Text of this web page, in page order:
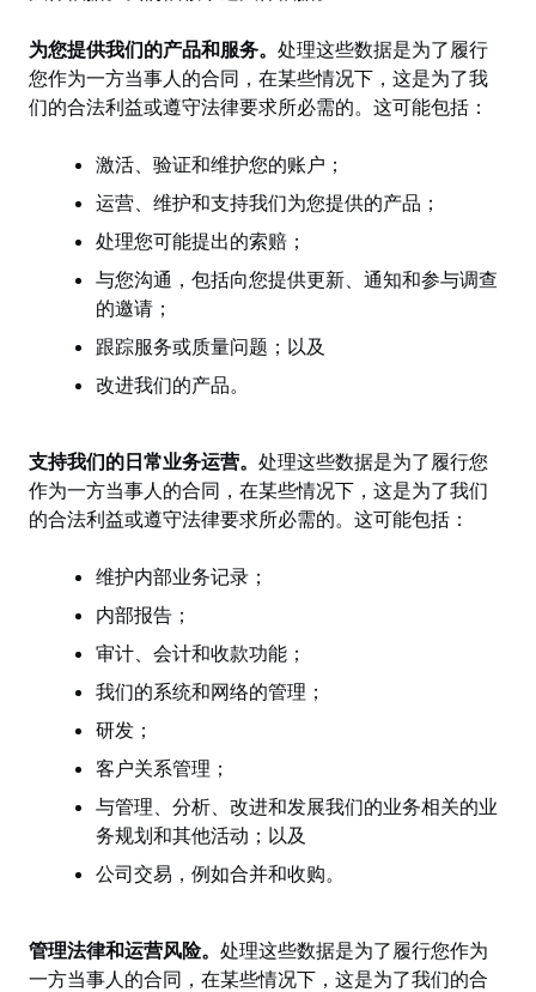
为您提供我们的产品和服务。 处理这些数据是为了履行
您作为一方当事人的合同，在某些情况下，这是为了我
们的合法利益或遵守法律要求所必需的。这可能包括：
激活、验证和维护您的账户；
运营、维护和支持我们为您提供的产品；
处理您可能提出的索赔；
与您沟通，包括向您提供更新、通知和参与调查
的邀请；
跟踪服务或质量问题；以及
改进我们的产品。
支持我们的日常业务运营。 处理这些数据是为了履行您
作为一方当事人的合同，在某些情况下，这是为了我们
的合法利益或遵守法律要求所必需的。这可能包括：
维护内部业务记录；
内部报告；
审计、会计和收款功能；
我们的系统和网络的管理；
研发；
客户关系管理；
与管理、分析、改进和发展我们的业务相关的业
务规划和其他活动；以及
公司交易，例如合并和收购。
管理法律和运营风险。 处理这些数据是为了履行您作为
一方当事人的合同，在某些情况下，这是为了我们的合